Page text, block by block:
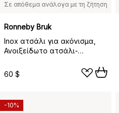
Σε απόθεμα ανάλογα με τη ζήτηση
Ronneby Bruk
Inox ατσάλι για ακόνισμα,
Ανοιξείδωτο ατσάλι-
60 $
-10%